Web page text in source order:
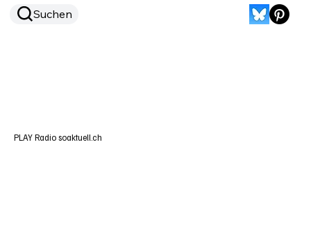
Suchen
PLAY Radio soaktuell.ch